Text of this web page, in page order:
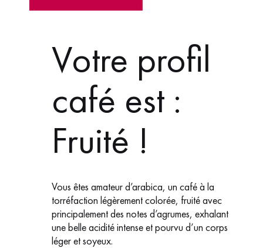
Votre profil
café est :
Fruité !
Vous êtes amateur d’arabica, un café à la
torréfaction légèrement colorée, fruité avec
principalement des notes d’agrumes, exhalant
une belle acidité intense et pourvu d’un corps
léger et soyeux.